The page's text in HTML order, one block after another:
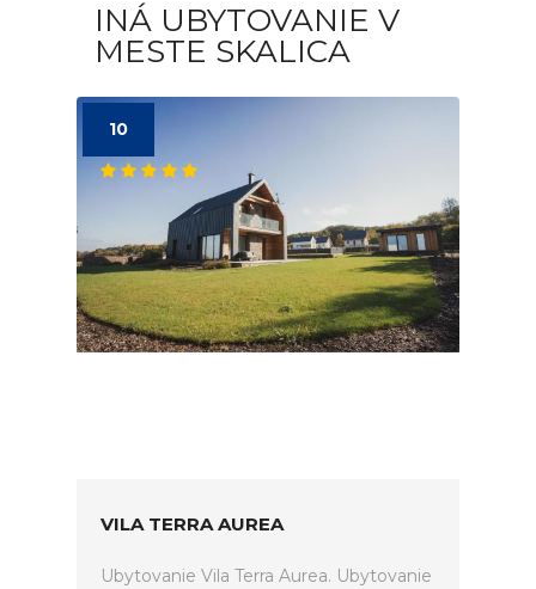
INÁ UBYTOVANIE V
MESTE SKALICA
10
VILA TERRA AUREA
Ubytovanie Vila Terra Aurea. Ubytovanie